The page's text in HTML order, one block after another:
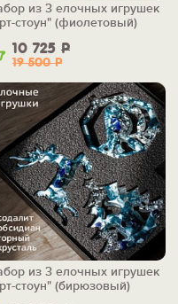
10 725 Р
19 500Р
из 3 елочных игрушек
стоун" (фиолетовый)
из 3 елочных игрушек
стоун" (бирюзовый)